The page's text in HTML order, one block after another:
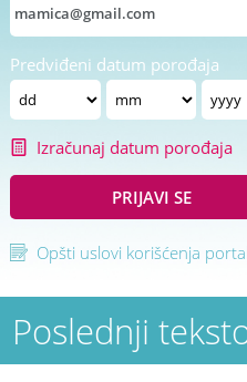
Predviđeni datum porođaja
Izračunaj datum porođaja
PRIJAVI SE
Opšti uslovi korišćenja
Poslednji